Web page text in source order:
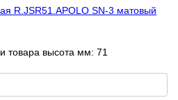
R.JSR51.APOLO SN-3 матовый
товара высота мм: 71